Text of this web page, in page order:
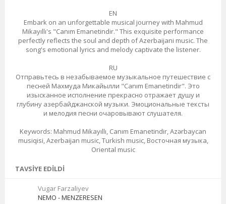
EN
Embark on an unforgettable musical journey with Mahmud
Mikayıllı's "Canım Emanetindir." This exquisite performance
perfectly reflects the soul and depth of Azerbaijani music. The
song's emotional lyrics and melody captivate the listener.
RU
Отправьтесь в незабываемое музыкальное путешествие с
песней Махмуда Микайылли "Canım Emanetindir". Это
изысканное исполнение прекрасно отражает душу и
глубину азербайджанской музыки. Эмоциональные тексты
и мелодия песни очаровывают слушателя.
Keywords: Mahmud Mikayıllı, Canım Emanetindir, Azərbaycan
musiqisi, Azerbaijan music, Turkish music, Восточная музыка,
Oriental music
TAVSIYE EDILDI
Vugar Farzaliyev
NEMO - MENZERESEN